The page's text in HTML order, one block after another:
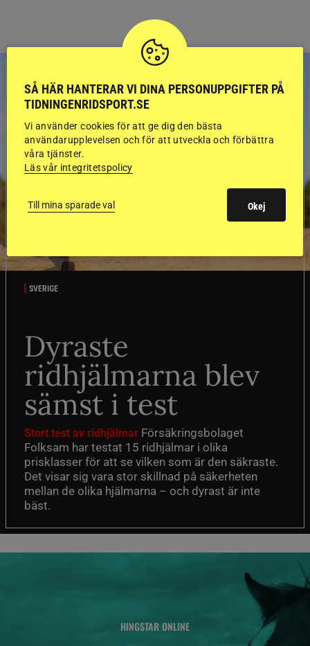
SVERIGE
Dyraste
ridhjälmarna blev
sämst i test
Stort test av ridhjälmar Försäkringsbolaget
Folksam har testat 15 ridhjälmar i olika
prisklasser för att se vilken som är den säkraste.
Det visar sig vara stor skillnad på säkerheten
mellan de olika hjälmarna – och dyrast är inte
bäst.
HINGSTAR ONLINE
SÅ HÄR HANTERAR VI DINA PERSONUPPGIFTER PÅ
TIDNINGENRIDSPORT.SE
Vi använder cookies för att ge dig den bästa
användarupplevelsen och för att utveckla och förbättra
våra tjänster.
Läs vår integritetspolicy
Till mina sparade val Okej